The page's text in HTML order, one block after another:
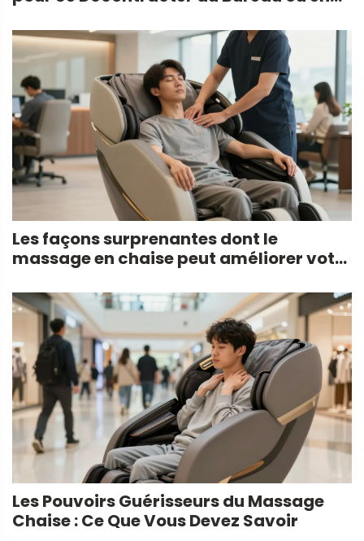
Les façons surprenantes dont le
massage en chaise peut améliorer votre
Les Pouvoirs Guérisseurs du Massage
Chaise : Ce Que Vous Devez Savoir